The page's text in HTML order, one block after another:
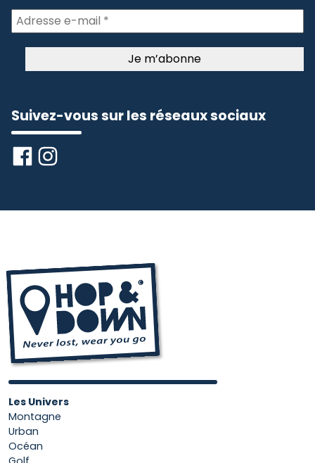
Suivez-vous sur les réseaux sociaux
Les Univers
Montagne
Urban
Océan